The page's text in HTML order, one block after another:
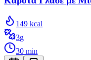
149 kcal
3g
30 min